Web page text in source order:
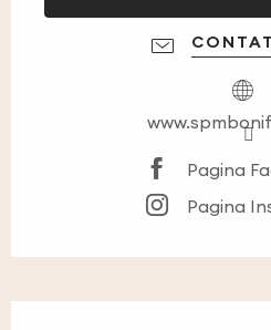
Pagina
Pagina